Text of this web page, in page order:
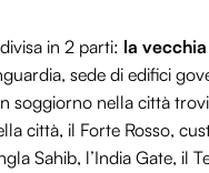
in 2 parti: la
sede di edifici
soggiorno nella città
città, il Forte Rosso,
Sahib, l’India Gate, il